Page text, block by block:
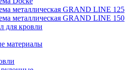
металлическая GRAND LINE 125
металлическая GRAND LINE 150
для кровли
материалы